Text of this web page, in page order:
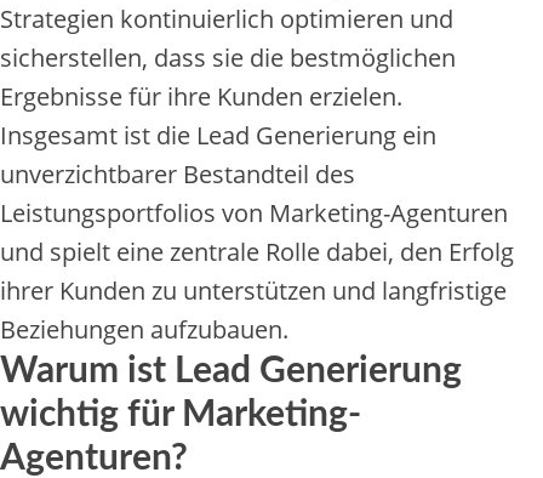
Strategien kontinuierlich optimieren und
sicherstellen, dass sie die bestmöglichen
Ergebnisse für ihre Kunden erzielen.
Insgesamt ist die Lead Generierung ein
unverzichtbarer Bestandteil des
Leistungsportfolios von Marketing-Agenturen
und spielt eine zentrale Rolle dabei, den Erfolg
ihrer Kunden zu unterstützen und langfristige
Beziehungen aufzubauen.
Warum ist Lead Generierung
wichtig für Marketing-
Agenturen?